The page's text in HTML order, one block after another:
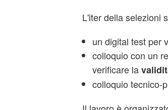
L'iter della selezioni
un digital test per
colloquio con un
verificare la
colloquio tecnico-